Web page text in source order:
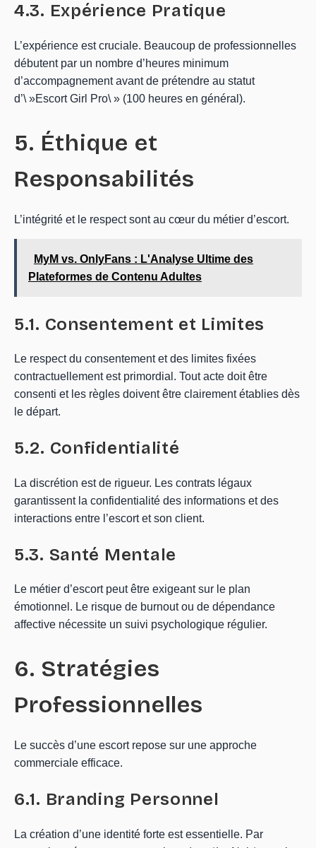
4.3. Expérience Pratique
L’expérience est cruciale. Beaucoup de professionnelles
débutent par un nombre d’heures minimum
d’accompagnement avant de prétendre au statut
d’\ »Escort Girl Pro\ » (100 heures en général).
5. Éthique et
Responsabilités
L’intégrité et le respect sont au cœur du métier d’escort.
MyM vs. OnlyFans : L'Analyse Ultime des
Plateformes de Contenu Adultes
5.1. Consentement et Limites
Le respect du consentement et des limites fixées
contractuellement est primordial. Tout acte doit être
consenti et les règles doivent être clairement établies dès
le départ.
5.2. Confidentialité
La discrétion est de rigueur. Les contrats légaux
garantissent la confidentialité des informations et des
interactions entre l’escort et son client.
5.3. Santé Mentale
Le métier d’escort peut être exigeant sur le plan
émotionnel. Le risque de burnout ou de dépendance
affective nécessite un suivi psychologique régulier.
6. Stratégies
Professionnelles
Le succès d’une escort repose sur une approche
commerciale efficace.
6.1. Branding Personnel
La création d’une identité forte est essentielle. Par